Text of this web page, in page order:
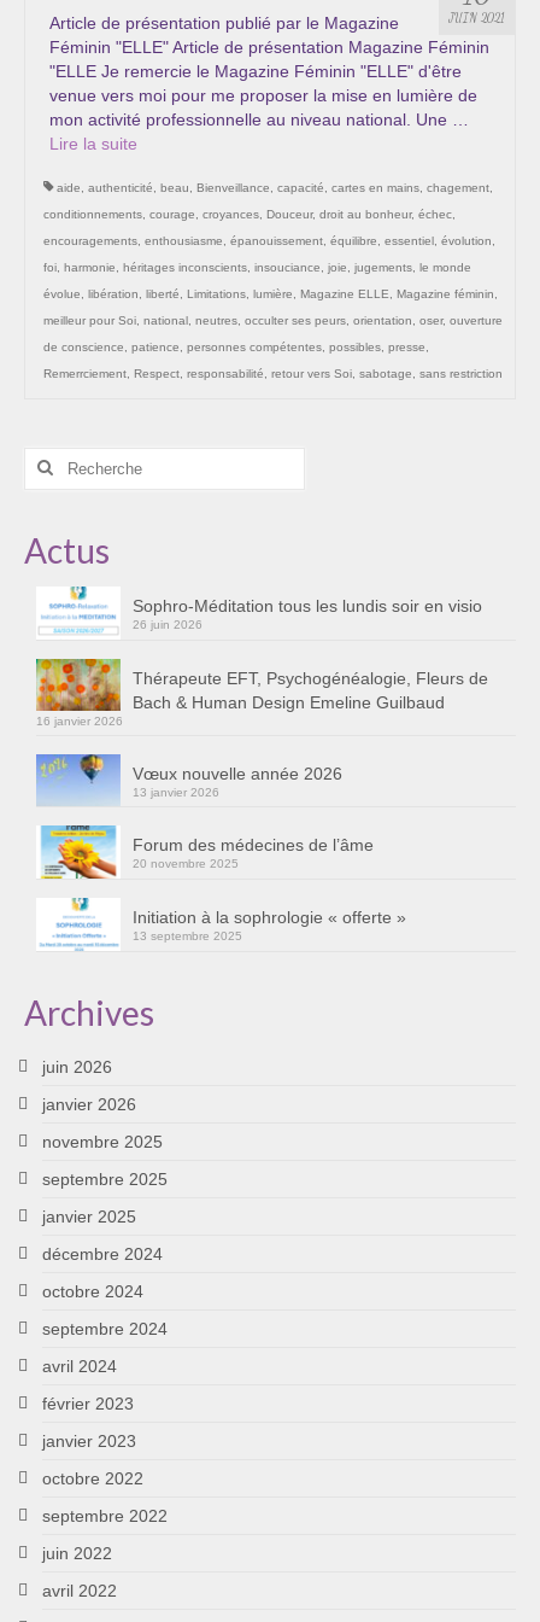
Les Onctions Sacrées -La Magdaléenne –
Nadine-Sarah Penna
Qui suis je ?
Mon cursus d’évolution vers une femme plus
Témoignages
Calendrier
Initiation à la sophrologie « offerte »
Sophro-Méditation tous les lundis soir en visio
Prendre contact
Cursus « Le chemin par la psyché »
Sophro-Méditation tous les lundis soir en visio
Sophrologie
Initiation à la sophrologie « offerte »
Témoignages B
Prendre contact
JUIN 2021
Article de présentation publié par le Magazine
Féminin "ELLE" Article de présentation Magazine Féminin
"ELLE Je remercie le Magazine Féminin "ELLE" d'être
venue vers moi pour me proposer la mise en lumière de
mon activité professionnelle au niveau national. Une …
Lire la suite­­
aide authenticité beau Bienveillance capacité cartes en mains chagement
conditionnements courage croyances Douceur, droit au bonheur, échec
encouragements enthousiasme épanouissement équilibre essentiel évolution
foi harmonie héritages inconscients insouciance joie jugements le monde
évolue
libération liberté Limitations lumière Magazine ELLE Magazine féminin
meilleur pour Soi national neutres occulter ses peurs orientation oser, ouverture
de conscience
patience personnes compétentes possibles presse
Remerrciement
Respect responsabilité retour vers Soi sabotage sans restriction
Rechercher
Actus
Sophro-Méditation tous les lundis soir en visio
26 juin 2026
Thérapeute EFT, Psychogénéalogie, Fleurs de
Bach & Human Design Emeline Guilbaud
16 janvier 2026
Vœux nouvelle année 2026
13 janvier 2026
Forum des médecines de l’âme
20 novembre 2025
Initiation à la sophrologie « offerte »
13 septembre 2025
Archives
juin 2026
janvier 2026
novembre 2025
septembre 2025
janvier 2025
décembre 2024
octobre 2024
septembre 2024
avril 2024
février 2023
janvier 2023
octobre 2022
septembre 2022
juin 2022
avril 2022